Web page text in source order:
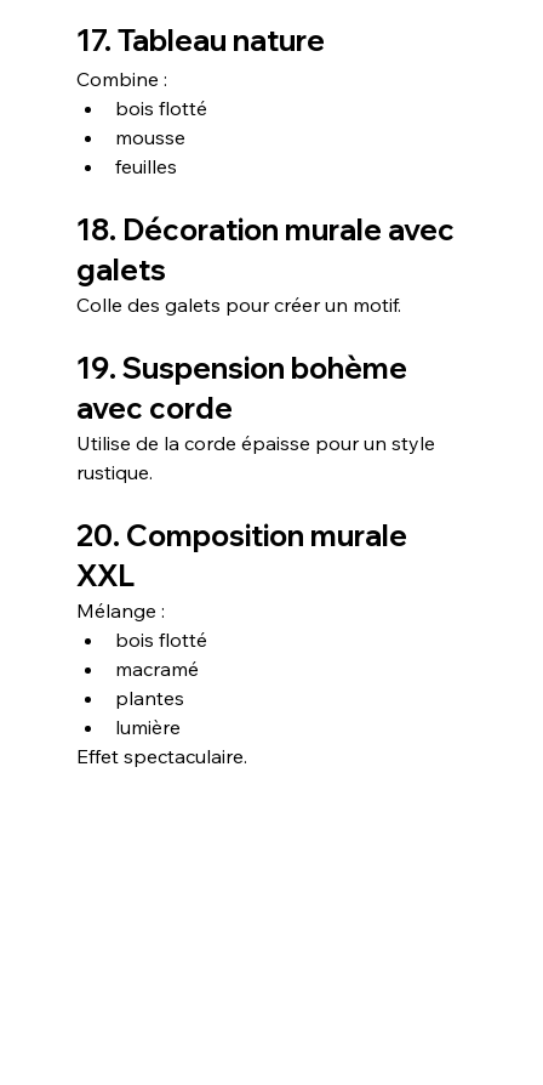
17. Tableau nature
Combine :
bois flotté
mousse
feuilles
18. Décoration murale avec
galets
Colle des galets pour créer un motif.
19. Suspension bohème
avec corde
Utilise de la corde épaisse pour un style
rustique.
20. Composition murale
XXL
Mélange :
bois flotté
macramé
plantes
lumière
Effet spectaculaire.